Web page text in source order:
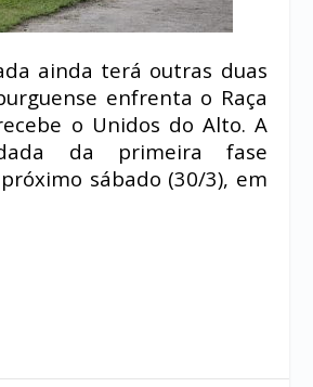
ainda terá outras duas
enfrenta o Raça
o Unidos do Alto. A
da primeira fase
sábado (30/3), em